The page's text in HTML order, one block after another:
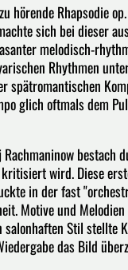
hörende Rhapsodie
sich bei dieser
melodisch-
Rhythmen
spätromantischen
glich oftmals dem
wird. Diese
in der fast
Motive und
Stil
das Bild